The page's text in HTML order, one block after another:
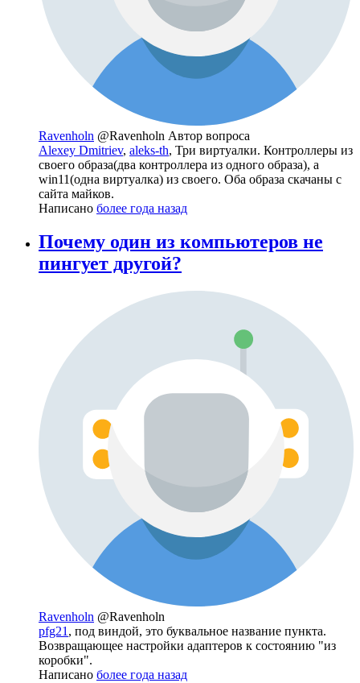
Ravenholn @Ravenholn Автор вопроса
Alexey Dmitriev, aleks-th, Три виртуалки. Контроллеры из
своего образа(два контроллера из одного образа), а
win11(одна виртуалка) из своего. Оба образа скачаны с
сайта майков.
Написано более года назад
Почему один из компьютеров не
пингует другой?
Ravenholn @Ravenholn
pfg21 , под виндой, это буквальное название пункта.
Возвращающее настройки адаптеров к состоянию "из
коробки".
Написано более года назад